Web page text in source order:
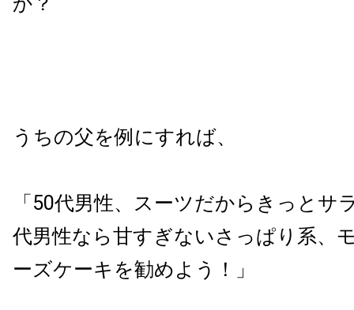
うちの父を例にすれば、
「50代男性、スーツだからきっとサ
代男性なら甘すぎないさっぱり系、
ーズケーキを勧めよう！」